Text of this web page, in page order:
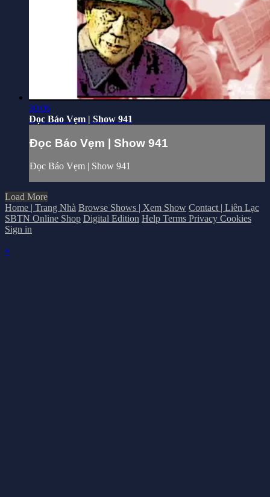
30:06
Đọc Báo Vẹm | Show 941
Đọc Báo Vẹm | Show 941
Đọc Báo Vẹm | Show 941
Load More
Home | Trang Nhà Browse Shows | Xem Show Contact | Liên Lạc
SBTN Online Shop Digital Edition Help Terms Privacy Cookies
Sign in
×